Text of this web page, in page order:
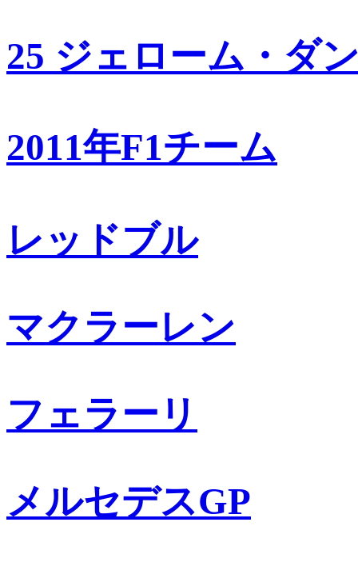
25 ジェローム・ダ
2011年F1チーム
レッドブル
マクラーレン
フェラーリ
メルセデスGP